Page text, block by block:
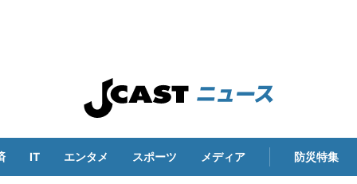
IT エンタメ スポーツ メディア 防災特集